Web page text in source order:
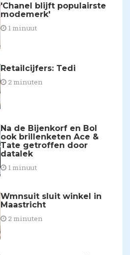
'Chanel blijft populairste
modemerk'
1 minuut
Retailcijfers: Tedi
2 minuten
Na de Bijenkorf en Bol
ook brillenketen Ace &
Tate getroffen door
datalek
1 minuut
Wmnsuit sluit winkel in
Maastricht
2 minuten